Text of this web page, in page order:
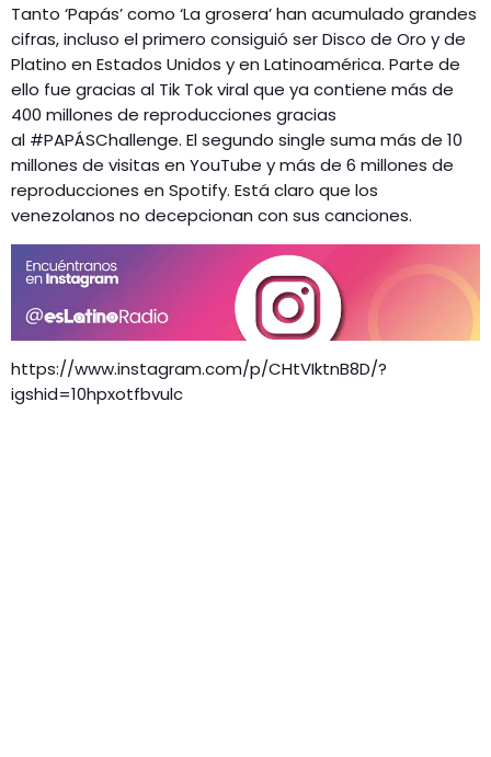
Tanto ‘Papás’ como ‘La grosera’ han acumulado grandes
cifras, incluso el primero consiguió ser Disco de Oro y de
Platino en Estados Unidos y en Latinoamérica. Parte de
ello fue gracias al Tik Tok viral que ya contiene más de
400 millones de reproducciones gracias
al #PAPÁSChallenge. El segundo single suma más de 10
millones de visitas en YouTube y más de 6 millones de
reproducciones en Spotify. Está claro que los
venezolanos no decepcionan con sus canciones.
https://www.instagram.com/p/CHtVIktnB8D/?
igshid=10hpxotfbvulc